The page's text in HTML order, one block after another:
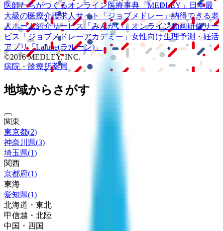
医師たちがつくるオンライン医療事典 「MEDLEY」
日本最
大級の医療介護求人サイト 「ジョブメドレー」納得できる老
人ホーム紹介サービス
「みんかい」 オンライン動画研修サー
ビス
「ジョブメドレーアカデミー」 女性向け生理予測・妊活
アプリ「Lalune(ラルーン)」
©2016 MEDLEY, INC.
病院・診療所薬局
地域からさがす
関東
東京都(2)
神奈川県(3)
埼玉県(1)
関西
京都府(1)
東海
愛知県(1)
北海道・東北
甲信越・北陸
中国・四国